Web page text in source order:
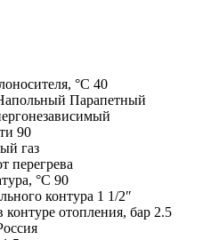
°C 40
Парапетный
90
газ
перегрева
°С 90
контура 1 1/2″
отопления, бар 2.5